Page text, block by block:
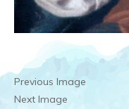
Previous Image
Next Image